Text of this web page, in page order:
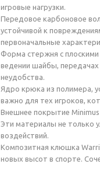
игровые нагрузки.
Передовое карбоновое
устойчивой к
первоначальные
Форма стержня с плоскими
ведении шайбы,
неудобства.
Ядро крюка из полимера,
важно для тех игроков,
Внешнее покрытие
Эти материалы не только
воздействий.
Композитная клюшка
новых высот в спорте.